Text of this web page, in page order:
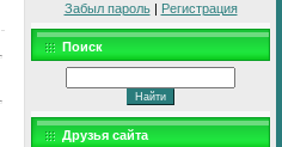
Забыл пароль| Регистрация
Поиск
Друзья сайта